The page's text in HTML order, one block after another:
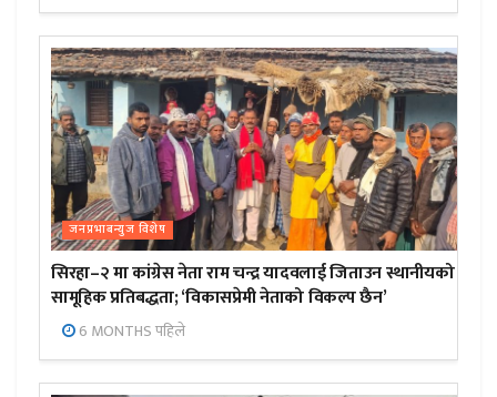
जनप्रभाबन्युज विशेष
सिरहा–२ मा कांग्रेस नेता राम चन्द्र यादवलाई जिताउन स्थानीयको
सामूहिक प्रतिबद्धता; ‘विकासप्रेमी नेताको विकल्प छैन’
6 MONTHS पहिले